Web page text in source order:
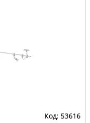
53616